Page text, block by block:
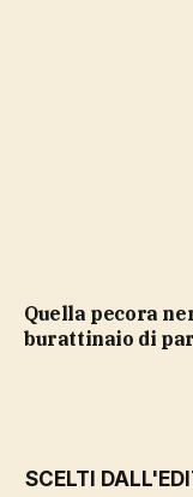
Quella pecora nera di Guccini, storia di un
burattinaio di
SCELTI